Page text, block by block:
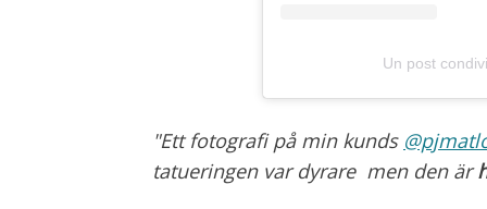
Un post
"Ett fotografi på min kunds
tatueringen var dyrare men den är